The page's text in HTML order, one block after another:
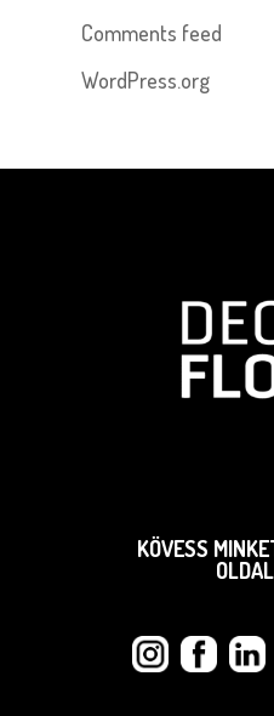
Comments feed
WordPress.org
KÖVESS